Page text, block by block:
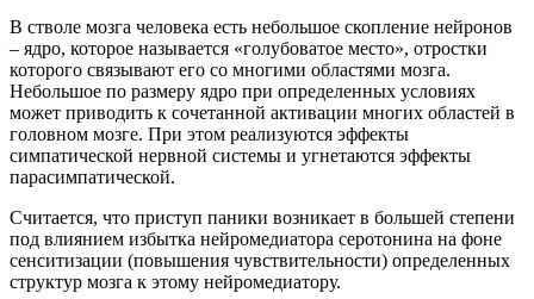
В стволе мозга человека есть небольшое скопление нейронов
– ядро, которое называется «голубоватое место», отростки
которого связывают его со многими областями мозга.
Небольшое по размеру ядро при определенных условиях
может приводить к сочетанной активации многих областей в
головном мозге. При этом реализуются эффекты
симпатической нервной системы и угнетаются эффекты
парасимпатической.
Считается, что приступ паники возникает в большей степени
под влиянием избытка нейромедиатора серотонина на фоне
сенситизации (повышения чувствительности) определенных
структур мозга к этому нейромедиатору.